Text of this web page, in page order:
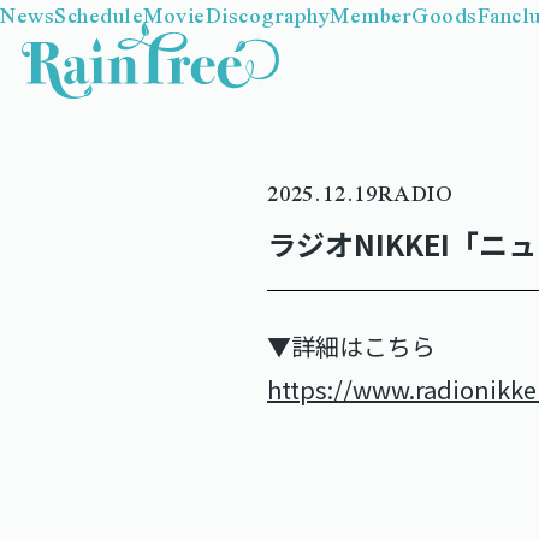
NewsScheduleMovieDiscographyMemberGoods
2025.12.19RADIO
ラジオNIKKEI「ニ
▼詳細はこちら
https://